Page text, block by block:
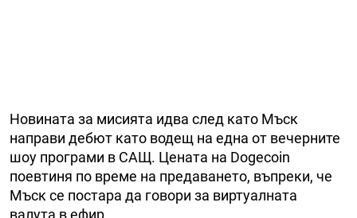
Новината за мисията идва след като Мъск
направи дебют като водещ на една от вечерните
шоу програми в САЩ. Цената на Dogecoin
поевтиня по време на предаването, въпреки, че
Мъск се постара да говори за виртуалната